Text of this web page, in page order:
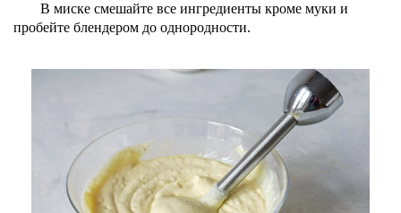
В миске смешайте все ингредиенты кроме муки и
пробейте блендером до однородности.